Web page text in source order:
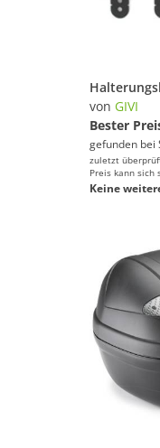
von GIVI
Bester
gefunden bei
zuletzt
Preis kann sich
Keine